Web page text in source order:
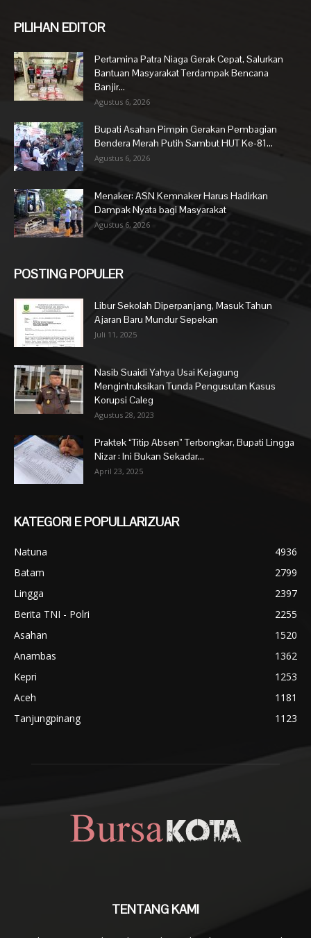
PILIHAN EDITOR
Pertamina Patra Niaga Gerak Cepat, Salurkan
Bantuan Masyarakat Terdampak Bencana
Banjir...
Agustus 6, 2026
Bupati Asahan Pimpin Gerakan Pembagian
Bendera Merah Putih Sambut HUT Ke-81...
Agustus 6, 2026
Menaker: ASN Kemnaker Harus Hadirkan
Dampak Nyata bagi Masyarakat
Agustus 6, 2026
POSTING POPULER
Libur Sekolah Diperpanjang, Masuk Tahun
Ajaran Baru Mundur Sepekan
Juli 11, 2025
Nasib Suaidi Yahya Usai Kejagung
Mengintruksikan Tunda Pengusutan Kasus
Korupsi Caleg
Agustus 28, 2023
Praktek “Titip Absen” Terbongkar, Bupati Lingga
Nizar : Ini Bukan Sekadar...
April 23, 2025
KATEGORI E POPULLARIZUAR
Natuna
4936
Batam
2799
Lingga
2397
Berita TNI - Polri
2255
Asahan
1520
Anambas
1362
Kepri
1253
Aceh
1181
Tanjungpinang
1123
TENTANG KAMI